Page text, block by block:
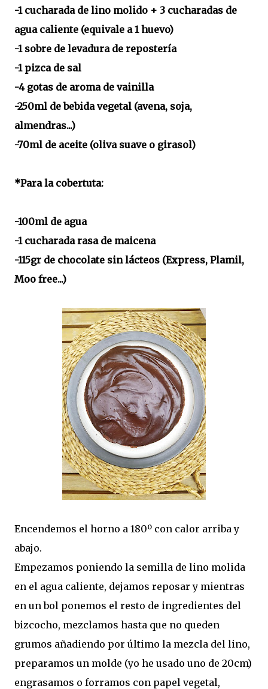
-1 cucharada de lino molido + 3 cucharadas de
agua caliente (equivale a 1 huevo)
-1 sobre de levadura de repostería
-1 pizca de sal
-4 gotas de aroma de vainilla
-250ml de bebida vegetal (avena, soja,
almendras...)
-70ml de aceite (oliva suave o girasol)
*Para la cobertuta:
-100ml de agua
-1 cucharada rasa de maicena
-115gr de chocolate sin lácteos (Express, Plamil,
Moo free...)
Encendemos el horno a 180º con calor arriba y
abajo.
Empezamos poniendo la semilla de lino molida
en el agua caliente, dejamos reposar y mientras
en un bol ponemos el resto de ingredientes del
bizcocho, mezclamos hasta que no queden
grumos añadiendo por último la mezcla del lino,
preparamos un molde (yo he usado uno de 20cm)
engrasamos o forramos con papel vegetal,